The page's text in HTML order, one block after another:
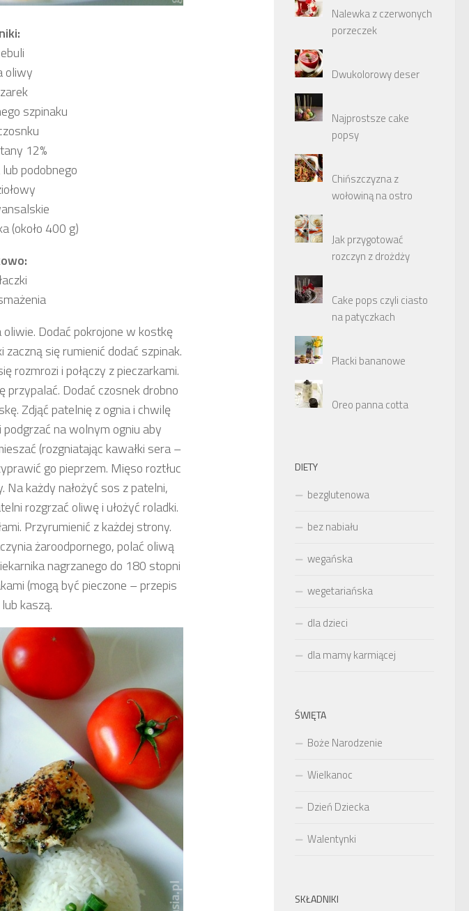
oliwy
szpinaku
12%
podobnego
(około 400 g)
Dodać pokrojone w kostkę
zaczną się rumienić dodać szpinak.
rozmrozi i połączy z pieczarkami.
przypalać. Dodać czosnek drobno
Zdjąć patelnię z ognia i chwilę
na wolnym ogniu aby
(rozgniatając kawałki sera –
go pieprzem. Mięso roztłuc
Na każdy nałożyć sos z patelni,
rozgrzać oliwę i ułożyć roladki.
Przyrumienić z każdej strony.
żaroodpornego, polać oliwą
nagrzanego do 180 stopni
(mogą być pieczone – przepis
kaszą.
Nalewka z czerwonych
porzeczek
Dwukolorowy deser
Najprostsze cake
popsy
Chińszczyzna z
wołowiną na ostro
Jak przygotować
rozczyn z drożdży
Cake pops czyli ciasto
na patyczkach
Placki bananowe
Oreo panna cotta
DIETY
bezglutenowa
bez nabiału
wegańska
wegetariańska
dla dzieci
dla mamy karmiącej
ŚWIĘTA
Boże Narodzenie
Wielkanoc
Dzień Dziecka
Walentynki
SKŁADNIKI